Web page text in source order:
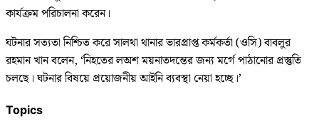
কার্যক্রম পরিচালনা করেন।
ঘটনার সত্যতা নিশ্চিত করে সালথা থানার ভারপ্রাপ্ত কর্মকর্তা (ওসি) বাবলুর
রহমান খান বলেন, ‘নিহতের লঅশ ময়নাতদন্তের জন্য মর্গে পাঠানোর প্রস্তুতি
চলছে। ঘটনার বিষয়ে প্রয়োজনীয় আইনি ব্যবস্থা নেয়া হচ্ছে।’
Topics